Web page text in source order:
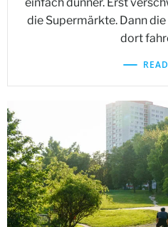
die Supermärkte. Dann
dort